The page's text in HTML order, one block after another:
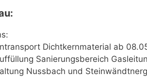
Dichtkernmaterial ab
Sanierungsbereich
Nussbach und